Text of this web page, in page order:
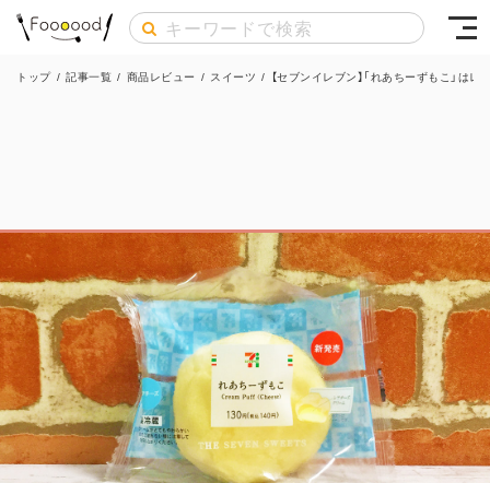
トップ / 記事一覧 / 商品レビュー / スイーツ / 【セブンイレブン】「れあちーずもこ」は